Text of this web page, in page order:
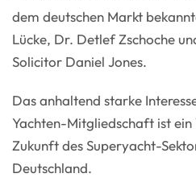
dem deutschen Markt
Lücke, Dr. Detlef Zschoche
Solicitor Daniel Jones.
Das anhaltend starke
Yachten-Mitgliedschaft ist
Zukunft des Superyacht-
Deutschland.